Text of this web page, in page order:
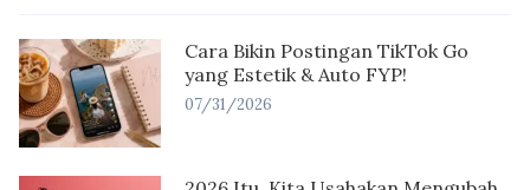
Cara Bikin Postingan TikTok Go
yang Estetik & Auto FYP!
07/31/2026